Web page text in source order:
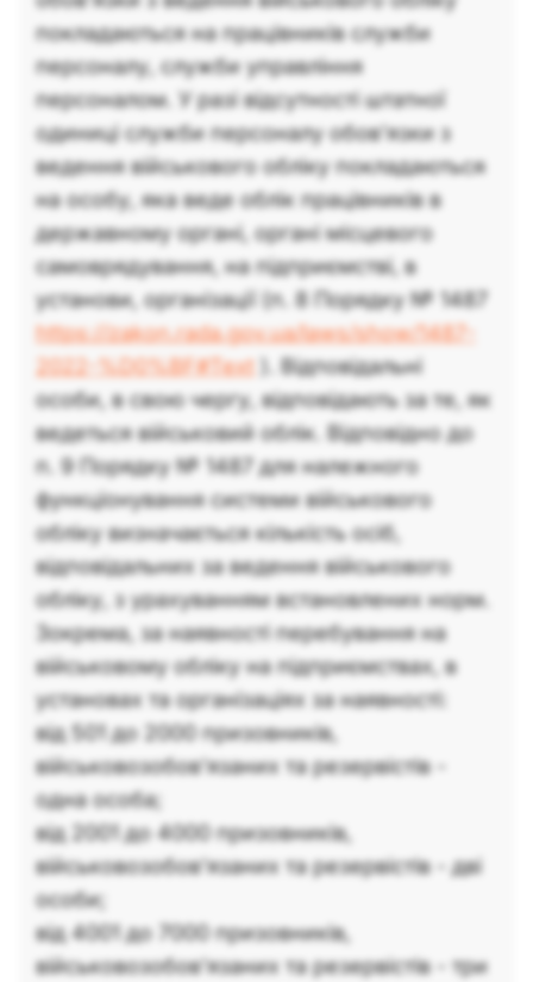
покладаються на працівників служби
персоналу, служби управління
персоналом. У разі відсутності штатної
одиниці служби персоналу обов’язки з
ведення військового обліку покладаються
на особу, яка веде облік працівників в
державному органі, органі місцевого
самоврядування, на підприємстві, в
установи, організації (п. 8 Порядку № 1487
https://zakon.rada.gov.ua/laws/show/1487-
2022-%D0%BF#Text ). Відповідальні
особи, в свою чергу, відповідають за те, як
ведеться військовий облік. Відповідно до
п. 9 Порядку № 1487 для належного
функціонування системи військового
обліку визначається кількість осіб,
відповідальних за ведення військового
обліку, з урахуванням встановлених норм.
Зокрема, за наявності перебування на
військовому обліку на підприємствах, в
установах та організаціях за наявності:
від 501 до 2000 призовників,
військовозобов’язаних та резервістів -
одна особа;
від 2001 до 4000 призовників,
військовозобов’язаних та резервістів - дві
особи;
від 4001 до 7000 призовників,
військовозобов’язаних та резервістів - три